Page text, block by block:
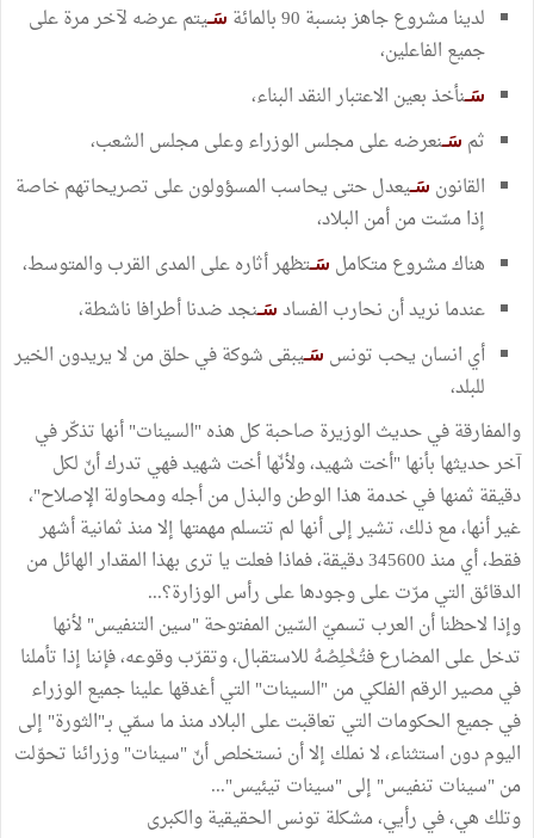
لدينا مشروع جاهز بنسبة 90 بالمائة
سَـيتم عرضه لآخر مرة على
جميع الفاعلين،
سَـنأخذ بعين الاعتبار النقد البناء،
ثم سَـنعرضه على مجلس الوزراء وعلى مجلس الشعب،
القانون سَـيعدل حتى يحاسب المسؤولون على تصريحاتهم خاصة
إذا مسّت من أمن البلاد،
هناك مشروع متكامل سَـتظهر أثاره على المدى القرب والمتوسط،
عندما نريد أن نحارب الفساد سَـنجد ضدنا أطرافا ناشطة،
أي انسان يحب تونس سَـيبقى شوكة في حلق من لا يريدون الخير
للبلد،
والمفارقة في حديث الوزيرة صاحبة كل هذه "السينات" أنها تذكّر في
آخر حديثها بأنها "أخت شهيد، ولأنّها أخت شهيد فهي تدرك أنّ لكل
دقيقة ثمنها في خدمة هذا الوطن والبذل من أجله ومحاولة الإصلاح"،
غير أنها، مع ذلك، تشير إلى أنها لم تتسلم مهمتها إلا منذ ثمانية أشهر
فقط، أي منذ 345600 دقيقة، فماذا فعلت يا ترى بهذا المقدار الهائل من
الدقائق التي مرّت على وجودها على رأس الوزارة؟...
وإذا لاحظنا أن العرب تسميّ السّين المفتوحة "سين التنفيس" لأنها
تدخل على المضارع فتُخْلِصُهُ للاستقبال، وتقرّب وقوعه، فإننا إذا تأملنا
في مصير الرقم الفلكي من "السينات" التي أغدقها علينا جميع الوزراء
في جميع الحكومات التي تعاقبت على البلاد منذ ما سمّي بـ"الثورة" إلى
اليوم دون استثناء، لا نملك إلا أن نستخلص أنّ "سينات" وزرائنا تحوّلت
من "سينات تنفيس" إلى "سينات تيئيس"...
وتلك هي، في رأيي، مشكلة تونس الحقيقية والكبرى